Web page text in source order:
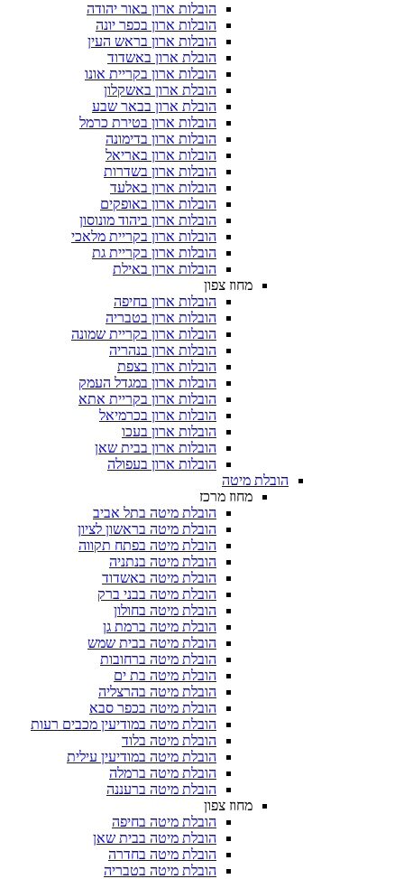
הובלות ארון באור יהודה
הובלות ארון בכפר יונה
הובלות ארון בראש העין
הובלת ארון באשדוד
הובלות ארון בקריית אונו
הובלת ארון באשקלון
הובלת ארון בבאר שבע
הובלות ארון בטירת כרמל
הובלות ארון בדימונה
הובלות ארון באריאל
הובלות ארון בשדרות
הובלות ארון באלעד
הובלות ארון באופקים
הובלות ארון ביהוד מונוסון
הובלות ארון בקריית מלאכי
הובלות ארון בקריית גת
הובלות ארון באילת
הובלות ארון בחיפה
הובלות ארון בטבריה
הובלות ארון בקריית שמונה
הובלות ארון בנהריה
הובלות ארון בצפת
הובלות ארון במגדל העמק
הובלות ארון בקריית אתא
הובלות ארון בכרמיאל
הובלות ארון בבית שאן
הובלות ארון בעפולה
הובלת מיטה בתל אביב
הובלת מיטה בראשון לציון
הובלת מיטה בפתח תקווה
הובלת מיטה בנתניה
הובלת מיטה באשדוד
הובלת מיטה בבני ברק
הובלת מיטה בחולון
הובלת מיטה ברמת גן
הובלת מיטה בבית שמש
הובלת מיטה ברחובות
הובלת מיטה בת ים
הובלת מיטה בהרצליה
הובלת מיטה בכפר סבא
הובלת מיטה במודיעין מכבים רעות
הובלת מיטה במודיעין עילית
הובלת מיטה ברמלה
הובלת מיטה ברעננה
הובלת מיטה בחיפה
הובלת מיטה בבית שאן
הובלת מיטה בחדרה
הובלת מיטה בטבריה